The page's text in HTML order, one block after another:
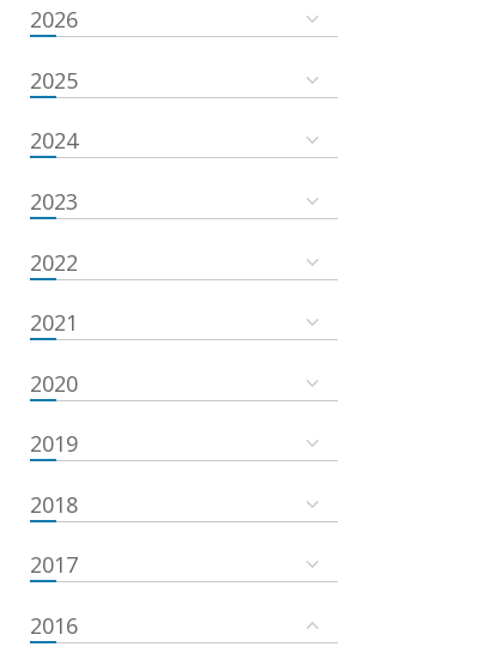
2026
2025
2024
2023
2022
2021
2020
2019
2018
2017
2016